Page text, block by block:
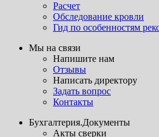
Расчет
Обследование кровли
Гид по особенностям
Мы на связи
Напишите нам
Отзывы
Написать директору
Задать вопрос
Контакты
Бухгалтерия.Документы
Акты сверки